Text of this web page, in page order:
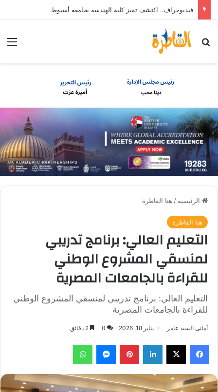
فيديوجراف.. اكتشف تميز كلية الهندسة بجامعة أسيوط
بحث عن
الرئيسية / هنا القاطرة
هنا القاطرة
التعليم العالي: برنامج تدريبي
لمنسقي المشروع الوطني
للقراءة بالجامعات المصرية
التعليم العالي: برنامج تدريبي لمنسقي المشروع الوطني
للقراءة بالجامعات المصرية
أمانى السيد عامر يناير 18, 2026 0
فيسبوك ‫X لينكدإن بينتيريستماسنجر واتساب